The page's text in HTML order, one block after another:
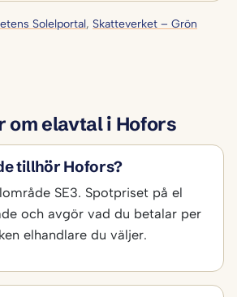
Solelportal, Skatteverket – Grön
om elavtal i Hofors
tillhör Hofors?
SE3. Spotpriset på el
och avgör vad du betalar per
elhandlare du väljer.